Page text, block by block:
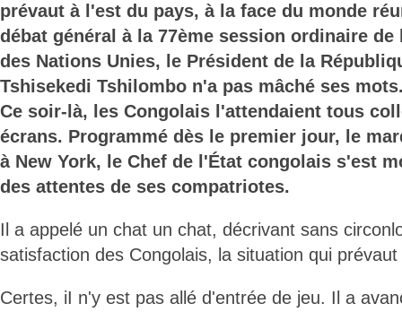
prévaut à l'est du pays, à la face du monde
débat général à la 77ème session ordinaire
des Nations Unies, le Président de la
Tshisekedi Tshilombo n'a pas mâché ses
Ce soir-là, les Congolais l'attendaient tous
écrans. Programmé dès le premier jour, le
à New York, le Chef de l'État congolais s'est
des attentes de ses compatriotes.
Il a appelé un chat un chat, décrivant sans
satisfaction des Congolais, la situation qui
Certes, iI n'y est pas allé d'entrée de jeu. Il a